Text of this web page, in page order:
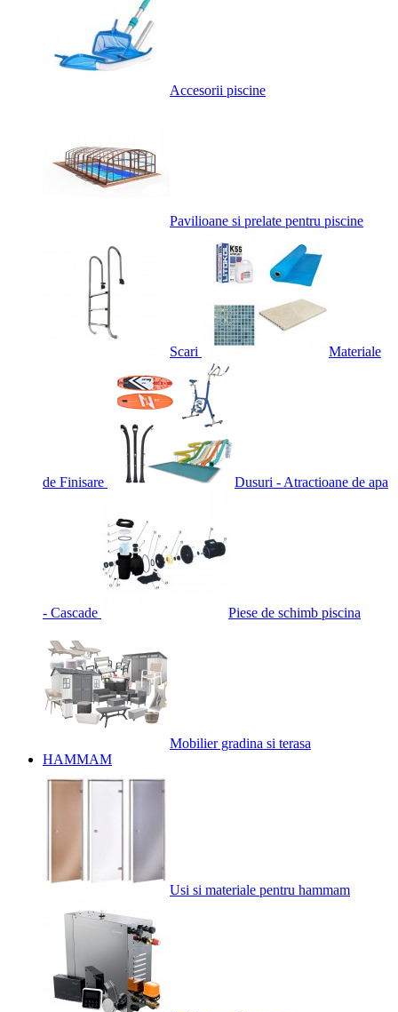
Accesorii piscine
Pavilioane si prelate pentru piscine
Scari Materiale
de Finisare Dusuri - Atractioane de apa
- Cascade Piese de schimb piscina
Mobilier gradina si terasa
HAMMAM
Usi si materiale pentru hammam